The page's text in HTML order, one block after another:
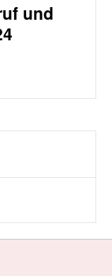
und